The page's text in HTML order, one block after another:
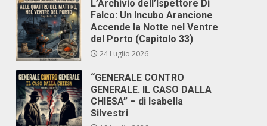
L’Archivio dell’Ispettore Di
Falco: Un Incubo Arancione
Accende la Notte nel Ventre
del Porto (Capitolo 33)
24 Luglio 2026
“GENERALE CONTRO
GENERALE. IL CASO DALLA
CHIESA” – di Isabella
Silvestri